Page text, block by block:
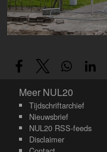
Meer NUL20
Meer NUL20
Tijdschriftarchief
Nieuwsbrief
NUL20 RSS-feeds
Disclaimer